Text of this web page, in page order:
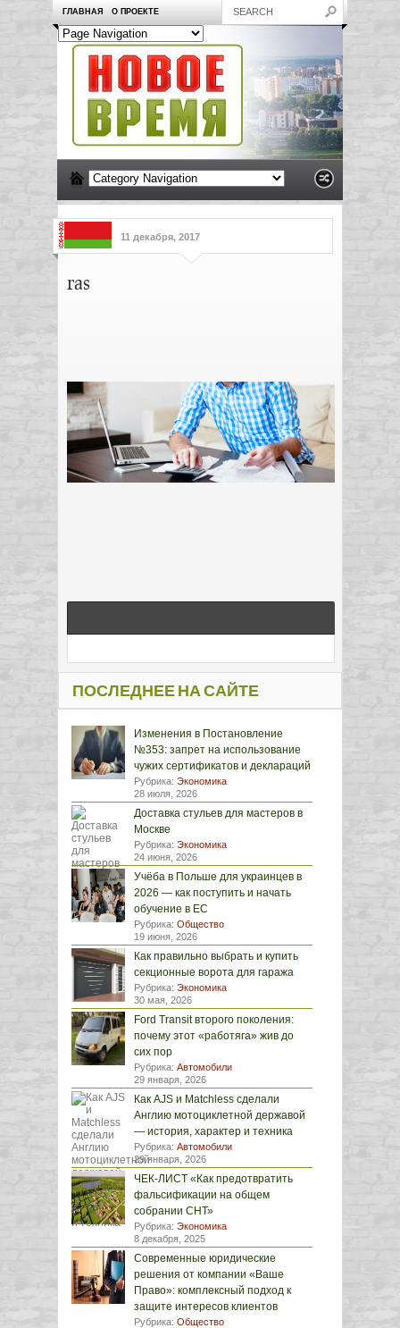
ГЛАВНАЯ О ПРОЕКТЕ
11 декабря, 2017
ras
ПОСЛЕДНЕЕ НА САЙТЕ
Изменения в Постановление
№353: запрет на использование
чужих сертификатов и деклараций
Рубрика: Экономика
28 июля, 2026
Доставка стульев для мастеров в
Москве
Рубрика: Экономика
24 июня, 2026
Учёба в Польше для украинцев в
2026 — как поступить и начать
обучение в ЕС
Рубрика: Общество
19 июня, 2026
Как правильно выбрать и купить
секционные ворота для гаража
Рубрика: Экономика
30 мая, 2026
Ford Transit второго поколения:
почему этот «работяга» жив до
сих пор
Рубрика: Автомобили
29 января, 2026
Как AJS и Matchless сделали
Англию мотоциклетной державой
— история, характер и техника
Рубрика: Автомобили
29 января, 2026
ЧЕК-ЛИСТ «Как предотвратить
фальсификации на общем
собрании СНТ»
Рубрика: Экономика
8 декабря, 2025
Современные юридические
решения от компании «Ваше
Право»: комплексный подход к
защите интересов клиентов
Рубрика: Общество